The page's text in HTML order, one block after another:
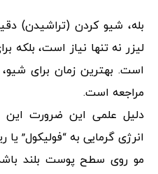
بله، شیو کردن (تراشیدن)
لیزر نه تنها نیاز است، بلکه
است. بهترین زمان برای
مراجعه است.
دلیل علمی این ضرورت
انرژی گرمایی به “فولیکول”
مو روی سطح پوست بلند